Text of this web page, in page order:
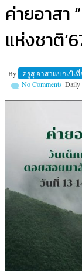
ค่ายอาสา
แห่งชาติ​
By ครูสุ อาสาแบกเป้เที่
Daily
No Comments